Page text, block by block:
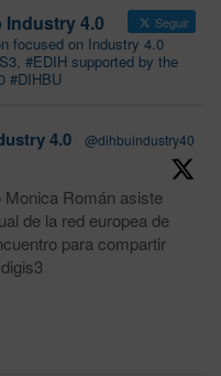
4.0 Seguir
focused on Industry 4.0
#EDIH supported by the
#DIHBU
4.0
@dihbuindustry40
Román asiste
de la red europea de
para compartir